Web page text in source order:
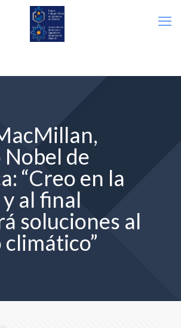
de
“Creo en la
al final
soluciones al